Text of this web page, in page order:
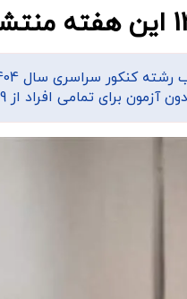
تمامی افراد از 9 شهریور آغاز می‌شود.